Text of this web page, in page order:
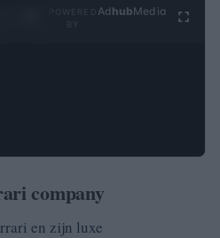
Ad hubMedia
company
en zijn luxe